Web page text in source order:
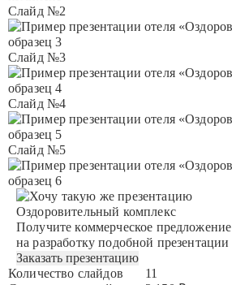
Слайд №2
Слайд №3
Слайд №4
Слайд №5
Оздоровительный комплекс
Получите коммерческое предложение
на разработку подобной презентации
Заказать презентацию
Количество слайдов
11